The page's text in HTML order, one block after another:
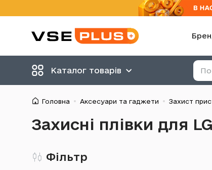
Головна Аксесуари та гаджети Захист
Захисні плівки для LG
Фільтр
Каталог товарів